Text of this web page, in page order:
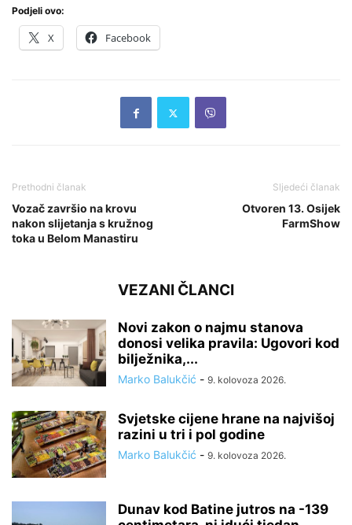
Podjeli ovo:
X Facebook
Prethodni članak
Vozač završio na krovu
nakon slijetanja s kružnog
toka u Belom Manastiru
Sljedeći članak
Otvoren 13. Osijek
FarmShow
VEZANI ČLANCI
Novi zakon o najmu stanova
donosi velika pravila: Ugovori kod
bilježnika,...
Marko Balukčić - 9. kolovoza 2026.
Svjetske cijene hrane na najvišoj
razini u tri i pol godine
Marko Balukčić - 9. kolovoza 2026.
Dunav kod Batine jutros na -139